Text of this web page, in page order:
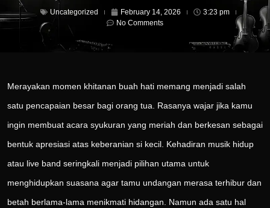
Uncategorized February 14, 2026
3:23 pm
No Comments
Merayakan momen khitanan buah hati memang menjadi salah
satu pencapaian besar bagi orang tua. Rasanya wajar jika kamu
ingin membuat acara syukuran yang meriah dan berkesan sebagai
bentuk apresiasi atas keberanian si kecil. Kehadiran musik hidup
atau live band seringkali menjadi pilihan utama untuk
menghidupkan suasana agar tamu undangan merasa terhibur dan
betah berlama-lama menikmati hidangan. Namun ada satu hal